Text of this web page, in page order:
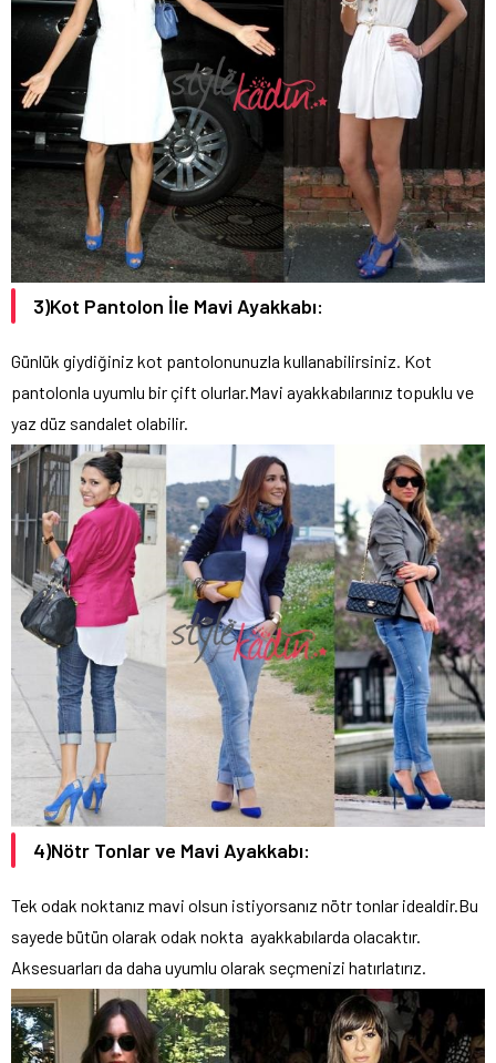
3)Kot Pantolon İle Mavi Ayakkabı:
Günlük giydiğiniz kot pantolonunuzla kullanabilirsiniz. Kot
pantolonla uyumlu bir çift olurlar.Mavi ayakkabılarınız topuklu ve
yaz düz sandalet olabilir.
4)Nötr Tonlar ve Mavi Ayakkabı:
Tek odak noktanız mavi olsun istiyorsanız nötr tonlar idealdir.Bu
sayede bütün olarak odak nokta ayakkabılarda olacaktır.
Aksesuarları da daha uyumlu olarak seçmenizi hatırlatırız.